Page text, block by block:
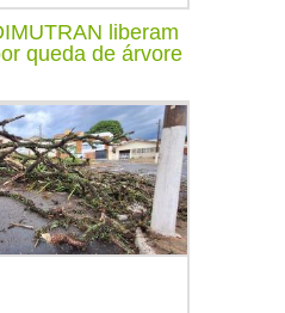
liberam
queda de árvore